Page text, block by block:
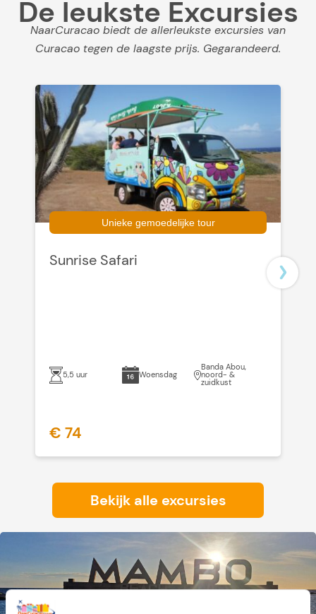
De leukste Excursies
NaarCuracao biedt de allerleukste excursies van
Curacao tegen de laagste prijs. Gegarandeerd.
Unieke gemoedelijke tour
Sunrise Safari
5,5 uur Woensdag
Banda Abou,
noord- &
zuidkust
€ 74
Bekijk alle excursies